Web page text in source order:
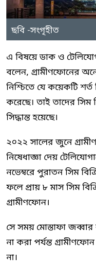
ছবি -সংগৃহীত
এ বিষয়ে ডাক ও
বলেন, গ্রামীণফোনের
নিশ্চিতে যে কয়েকটি
করেছে। তাই তাদের সিম
সিদ্ধান্ত হয়েছে।
২০২২ সালের জুনে
নিষেধাজ্ঞা দেয়
নভেম্বরে পুরাতন সিম
ফলে প্রায় ৮ মাস সিম
গ্রামীণফোন।
সে সময় মোস্তাফা জব্বার
না করা পর্যন্ত
না।